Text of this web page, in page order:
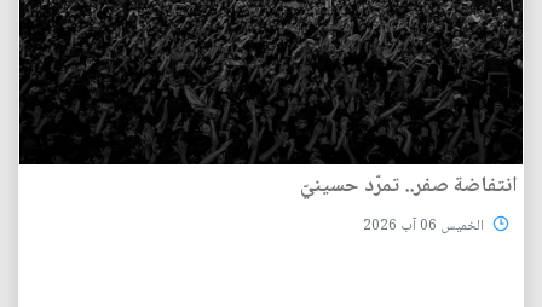
انتفاضة صفر.. تمرّد حسينيّ
الخميس 06 آب 2026